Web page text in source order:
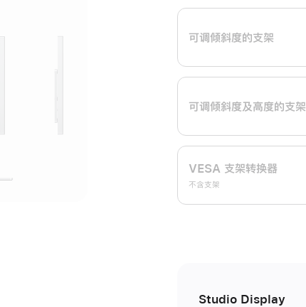
开
可调倾斜度的支架
可调倾斜度及高‍度的支‍架
VESA 支架转换器
不含支架
Studio Display